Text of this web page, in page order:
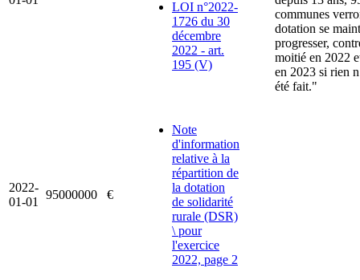
LOI n°2022-
1726 du 30
décembre
2022 - art.
195 (V)
communes
dotation se
progresser,
moitié en 2022
en 2023 si rien
été fait."
2022-
01-01
95000000 €
Note
d'information
relative à la
répartition de
la dotation
de solidarité
rurale (DSR)
\ pour
l'exercice
2022, page 2